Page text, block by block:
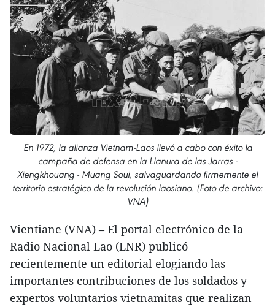
En 1972, la alianza Vietnam-Laos llevó a cabo con éxito la
campaña de defensa en la Llanura de las Jarras -
Xiengkhouang - Muang Soui, salvaguardando firmemente el
territorio estratégico de la revolución laosiano. (Foto de archivo:
VNA)
Vientiane (VNA) – El portal electrónico de la
Radio Nacional Lao (LNR) publicó
recientemente un editorial elogiando las
importantes contribuciones de los soldados y
expertos voluntarios vietnamitas que realizan